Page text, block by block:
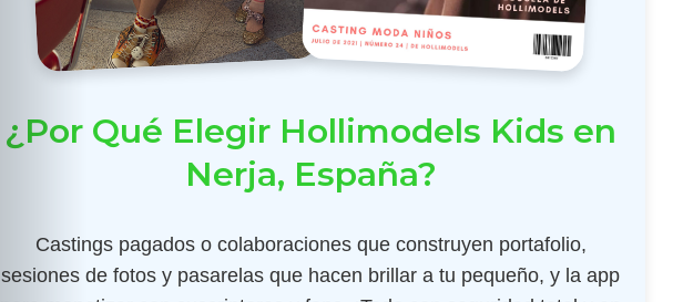
¿Por Qué Elegir Hollimodels Kids en
Nerja, España?
Castings pagados o colaboraciones que construyen portafolio,
sesiones de fotos y pasarelas que hacen brillar a tu pequeño, y la app